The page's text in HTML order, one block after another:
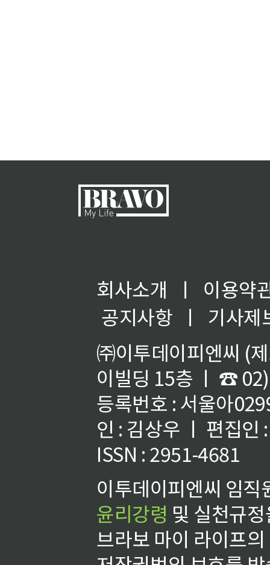
회사소개 ㅣ
이용약
공지사항
ㅣ
기사제
㈜이투데이피엔씨 (
이빌딩 15층 ㅣ ☎
등록번호 : 서울아
인 : 김상우 ㅣ 편집인
ISSN : 2951-4681
이투데이피엔씨 임
윤리강령 및 실천규
브라보 마이 라이프